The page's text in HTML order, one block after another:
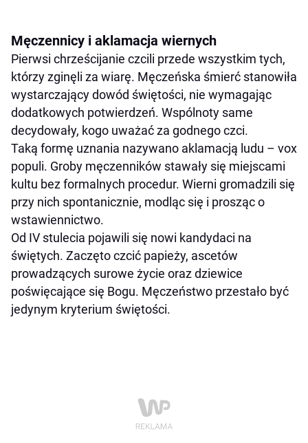
Męczennicy i aklamacja wiernych
Pierwsi chrześcijanie czcili przede wszystkim tych,
którzy zginęli za wiarę. Męczeńska śmierć stanowiła
wystarczający dowód świętości, nie wymagając
dodatkowych potwierdzeń. Wspólnoty same
decydowały, kogo uważać za godnego czci.
Taką formę uznania nazywano aklamacją ludu – vox
populi. Groby męczenników stawały się miejscami
kultu bez formalnych procedur. Wierni gromadzili się
przy nich spontanicznie, modląc się i prosząc o
wstawiennictwo.
Od IV stulecia pojawili się nowi kandydaci na
świętych. Zaczęto czcić papieży, ascetów
prowadzących surowe życie oraz dziewice
poświęcające się Bogu. Męczeństwo przestało być
jedynym kryterium świętości.